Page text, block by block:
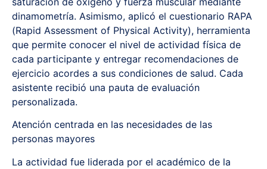
dinamometría. Asimismo, aplicó el cuestionario RAPA
(Rapid Assessment of Physical Activity), herramienta
que permite conocer el nivel de actividad física de
cada participante y entregar recomendaciones de
ejercicio acordes a sus condiciones de salud. Cada
asistente recibió una pauta de evaluación
personalizada.
Atención centrada en las necesidades de las
personas mayores
La actividad fue liderada por el académico de la